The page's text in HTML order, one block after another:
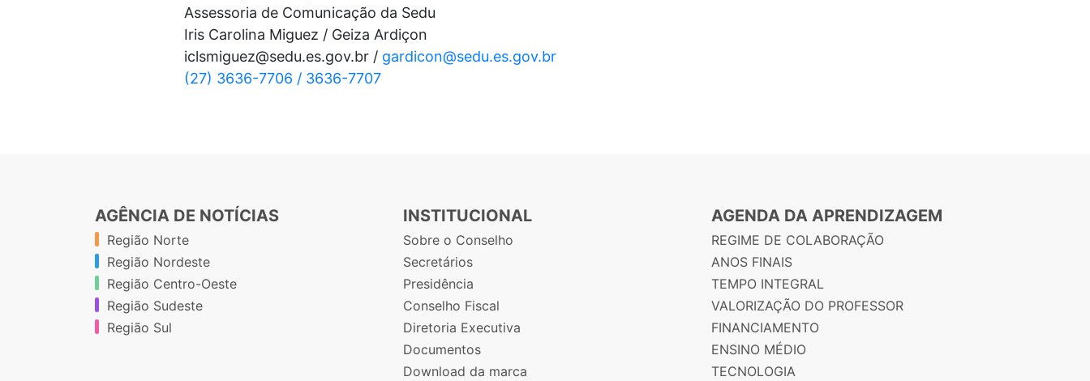
Assessoria de Comunicação da Sedu
Iris Carolina Miguez / Geiza Ardiçon
iclsmiguez@sedu.es.gov.br / gardicon@sedu.es.gov.br
(27) 3636-7706 / 3636-7707
AGÊNCIA DE NOTÍCIAS
Região Norte
Região Nordeste
Região Centro-Oeste
Região Sudeste
Região Sul
INSTITUCIONAL
Sobre o Conselho
Secretários
Presidência
Conselho Fiscal
Diretoria Executiva
Documentos
Download da marca
AGENDA DA APRENDIZAGEM
REGIME DE COLABORAÇÃO
ANOS FINAIS
TEMPO INTEGRAL
VALORIZAÇÃO DO PROFESSOR
FINANCIAMENTO
ENSINO MÉDIO
TECNOLOGIA